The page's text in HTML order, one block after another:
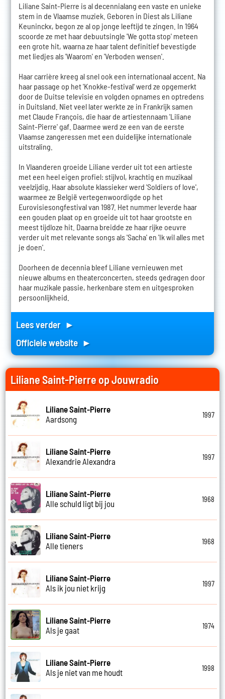
Liliane Saint-Pierre is al decennialang een vaste en unieke
stem in de Vlaamse muziek. Geboren in Diest als Liliane
Keuninckx, begon ze al op jonge leeftijd te zingen. In 1964
scoorde ze met haar debuutsingle 'We gotta stop' meteen
een grote hit, waarna ze haar talent definitief bevestigde
met liedjes als 'Waarom' en 'Verboden wensen'.
Haar carrière kreeg al snel ook een internationaal accent. Na
haar passage op het 'Knokke-festival' werd ze opgemerkt
door de Duitse televisie en volgden opnames en optredens
in Duitsland. Niet veel later werkte ze in Frankrijk samen
met Claude François, die haar de artiestennaam 'Liliane
Saint-Pierre' gaf. Daarmee werd ze een van de eerste
Vlaamse zangeressen met een duidelijke internationale
uitstraling.
In Vlaanderen groeide Liliane verder uit tot een artieste
met een heel eigen profiel: stijlvol, krachtig en muzikaal
veelzijdig. Haar absolute klassieker werd 'Soldiers of love',
waarmee ze België vertegenwoordigde op het
Eurovisiesongfestival van 1987. Het nummer leverde haar
een gouden plaat op en groeide uit tot haar grootste en
meest tijdloze hit. Daarna breidde ze haar rijke oeuvre
verder uit met relevante songs als 'Sacha' en 'Ik wil alles met
je doen'.
Doorheen de decennia bleef Liliane vernieuwen met
nieuwe albums en theaterconcerten, steeds gedragen door
haar muzikale passie, herkenbare stem en uitgesproken
persoonlijkheid.
Lees verder ►
Officiele website ►
Liliane Saint-Pierre op Jouwradio
Liliane Saint-Pierre
Aardsong
1997
Liliane Saint-Pierre
Alexandrie Alexandra
1997
Liliane Saint-Pierre
Alle schuld ligt bij jou
1968
Liliane Saint-Pierre
Alle tieners
1968
Liliane Saint-Pierre
Als ik jou niet krijg
1997
Liliane Saint-Pierre
Als je gaat
1974
Liliane Saint-Pierre
Als je niet van me houdt
1998